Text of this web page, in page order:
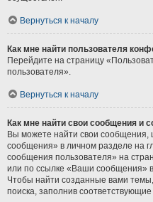
Вернуться к началу
Как мне найти пользователя
Перейдите на страницу
пользователя».
Вернуться к началу
Как мне найти свои сообщения и
Вы можете найти свои сообщения,
сообщения» в личном разделе на
сообщения пользователя» на
или по ссылке «Ваши сообщения»
Чтобы найти созданные вами
поиска, заполнив соответствующие